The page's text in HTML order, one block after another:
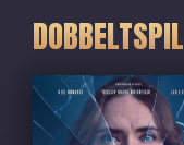
DOBBELTSPIL